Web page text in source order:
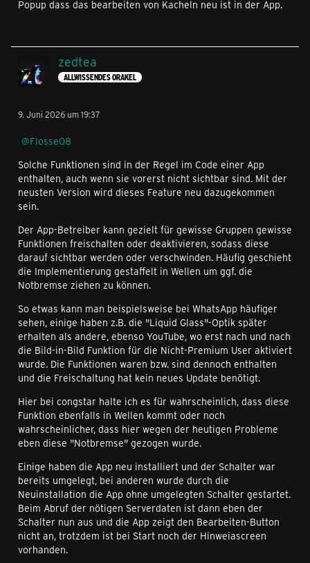
Popup dass das bearbeiten von Kacheln neu ist in der App.
zedtea
ALLWISSENDES ORAKEL
9. Juni 2026 um 19:37
Flosse08
Solche Funktionen sind in der Regel im Code einer App
enthalten, auch wenn sie vorerst nicht sichtbar sind. Mit der
neusten Version wird dieses Feature neu dazugekommen
sein.
Der App-Betreiber kann gezielt für gewisse Gruppen gewisse
Funktionen freischalten oder deaktivieren, sodass diese
darauf sichtbar werden oder verschwinden. Häufig geschieht
die Implementierung gestaffelt in Wellen um ggf. die
Notbremse ziehen zu können.
So etwas kann man beispielsweise bei WhatsApp häufiger
sehen, einige haben z.B. die "Liquid Glass"-Optik später
erhalten als andere, ebenso YouTube, wo erst nach und nach
die Bild-in-Bild Funktion für die Nicht-Premium User aktiviert
wurde. Die Funktionen waren bzw. sind dennoch enthalten
und die Freischaltung hat kein neues Update benötigt.
Hier bei congstar halte ich es für wahrscheinlich, dass diese
Funktion ebenfalls in Wellen kommt oder noch
wahrscheinlicher, dass hier wegen der heutigen Probleme
eben diese "Notbremse" gezogen wurde.
Einige haben die App neu installiert und der Schalter war
bereits umgelegt, bei anderen wurde durch die
Neuinstallation die App ohne umgelegten Schalter gestartet.
Beim Abruf der nötigen Serverdaten ist dann eben der
Schalter nun aus und die App zeigt den Bearbeiten-Button
nicht an, trotzdem ist bei Start noch der Hinweiascreen
vorhanden.